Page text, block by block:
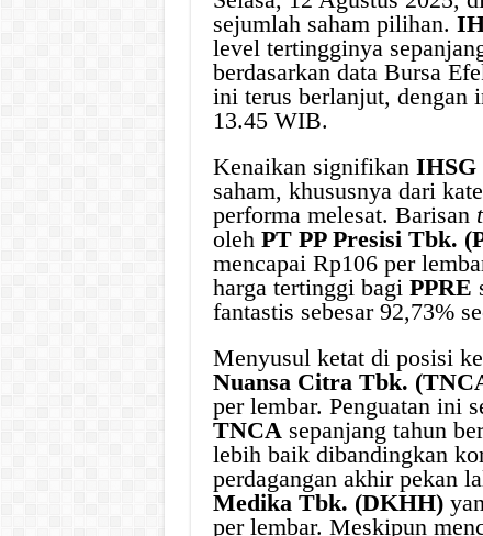
sejumlah saham pilihan.
level tertingginya
berdasarkan data Bursa
ini terus berlanjut, dengan
13.45 WIB.
Kenaikan signifikan IHSG
saham, khususnya dari
performa melesat. Barisan
oleh PT PP Presisi Tbk.
mencapai Rp106 per
harga tertinggi bagi PPRE
fantastis sebesar 92,73%
Menyusul ketat di posisi
Nuansa Citra Tbk.
per lembar. Penguatan ini
TNCAsepanjang tahun
lebih baik dibandingkan
perdagangan akhir pekan
Medika Tbk. (DKHH)
per lembar. Meskipun